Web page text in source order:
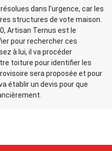
dans l’urgence, car les
structures de vote maison.
Artisan Ternus est le
pour rechercher ces
à lui, il va procéder
toiture pour identifier les
sera proposée et pour
établir un devis pour que